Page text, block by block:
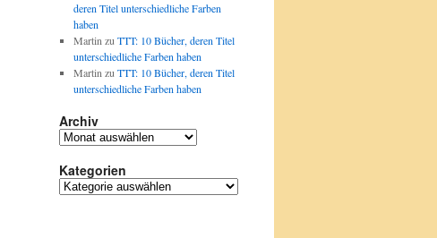
deren Titel unterschiedliche Farben
haben
Martin zu TTT: 10 Bücher, deren Titel
unterschiedliche Farben haben
Martin zu TTT: 10 Bücher, deren Titel
unterschiedliche Farben haben
Archiv
Archiv
Kategorien
Kategorien